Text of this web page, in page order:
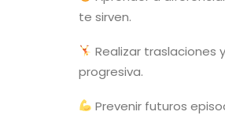
te sirven.
Realizar traslaciones
progresiva.
Prevenir futuros